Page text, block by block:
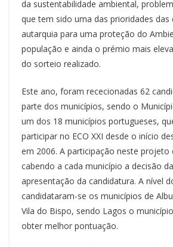
da sustentabilidade ambiental,
que tem sido uma das prioridades das
autarquia para uma proteção do
população e ainda o prémio mais
do sorteio realizado.
Este ano, foram rececionadas 62
parte dos municípios, sendo o
um dos 18 municípios portugueses,
participar no ECO XXI desde o início
em 2006. A participação neste projeto
cabendo a cada município a decisão da
apresentação da candidatura. A nível
candidataram-se os municípios de
Vila do Bispo, sendo Lagos o
obter melhor pontuação.